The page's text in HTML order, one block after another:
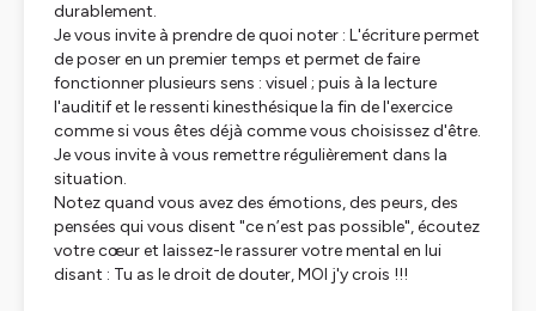
durablement.
Je vous invite à prendre de quoi noter : L'écriture permet
de poser en un premier temps et permet de faire
fonctionner plusieurs sens : visuel ; puis à la lecture
l'auditif et le ressenti kinesthésique la fin de l'exercice
comme si vous êtes déjà comme vous choisissez d'être.
Je vous invite à vous remettre régulièrement dans la
situation.
Notez quand vous avez des émotions, des peurs, des
pensées qui vous disent "ce n’est pas possible", écoutez
votre cœur et laissez-le rassurer votre mental en lui
disant : Tu as le droit de douter, MOI j'y crois !!!